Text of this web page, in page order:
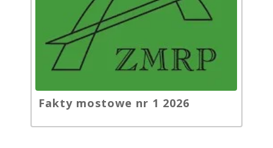
Fakty mostowe nr 1 2026